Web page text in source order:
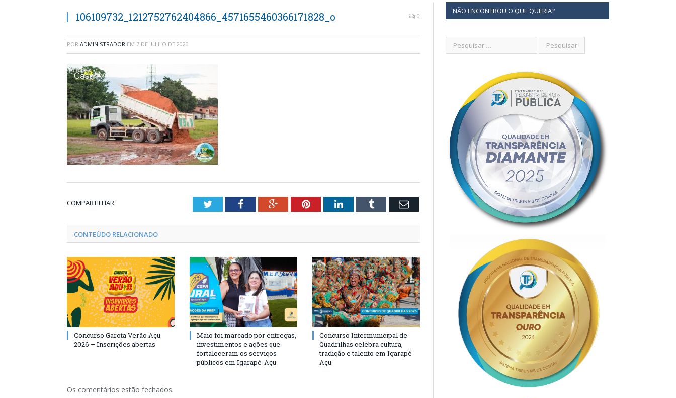
106109732_1212752762404866_4571655460366171828_o 0
POR ADMINISTRADOR EM 7 DE JULHO DE 2020
COMPARTILHAR: TwitterFacebookGoogle+PinterestLinkedInTumblr Email
CONTEÚDO RELACIONADO
Concurso Garota Verão Açu
2026 – Inscrições abertas
Maio foi marcado por entregas,
investimentos e ações que
fortaleceram os serviços
públicos em Igarapé-Açu
Concurso Intermunicipal de
Quadrilhas celebra cultura,
tradição e talento em Igarapé-
Açu
Os comentários estão fechados.
NÃO ENCONTROU O QUE QUERIA?